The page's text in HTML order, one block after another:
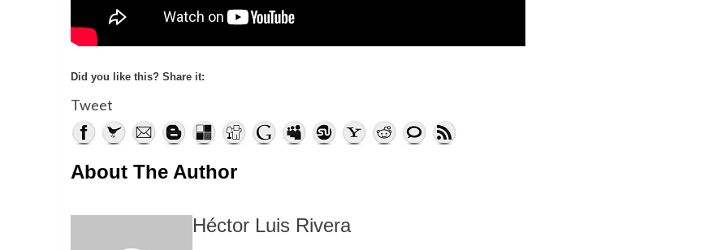
Did you like this? Share it:
Tweet
About The Author
Héctor Luis Rivera